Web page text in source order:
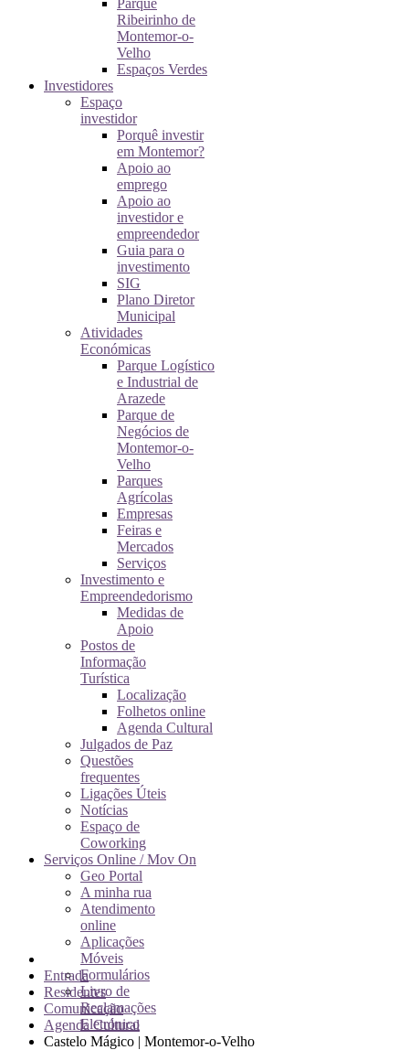
Parque
Ribeirinho de
Montemor-o-
Velho
Espaços Verdes
Investidores
Espaço
investidor
Porquê investir
em Montemor?
Apoio ao
emprego
Apoio ao
investidor e
empreendedor
Guia para o
investimento
SIG
Plano Diretor
Municipal
Atividades
Económicas
Parque Logístico
e Industrial de
Arazede
Parque de
Negócios de
Montemor-o-
Velho
Parques
Agrícolas
Empresas
Feiras e
Mercados
Serviços
Investimento e
Empreendedorismo
Medidas de
Apoio
Postos de
Informação
Turística
Localização
Folhetos online
Agenda Cultural
Julgados de Paz
Questões
frequentes
Ligações Úteis
Notícias
Espaço de
Coworking
Serviços Online / Mov On
Geo Portal
A minha rua
Atendimento
online
Aplicações
Móveis
Formulários
Livro de
Reclamações
Eletrónico
Entrada
Residentes
Comunicação
Agenda Cultural
Castelo Mágico | Montemor-o-Velho